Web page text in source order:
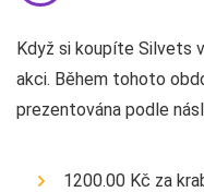
Když si koupíte Silvets
akci. Během tohoto
prezentována podle
1200.00 Kč za